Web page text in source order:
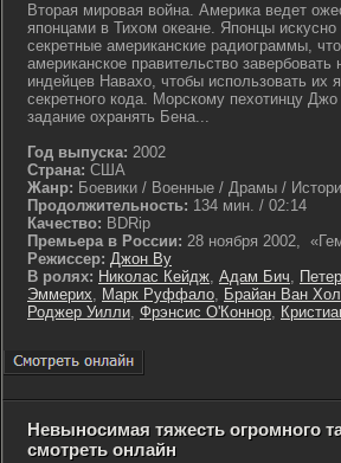
Вторая мировая война. Америка ведет
японцами в Тихом океане. Японцы
секретные американские радиограммы,
американское правительство завербовать
индейцев Навахо, чтобы использовать их
секретного кода. Морскому пехотинцу
задание охранять Бена...
Год выпуска: 2002
Страна: США
Жанр: Боевики / Военные / Драмы /
Продолжительность: 134 мин. / 02:14
Качество: BDRip
Премьера в России: 28 ноября 2002,
Режиссер: Джон Ву
В ролях: Николас Кейдж, Адам Бич,
Эммерих, Марк Руффало, Брайан Ван
Роджер Уилли, Фрэнсис О'Коннор,
Невыносимая тяжесть огромного
смотреть онлайн